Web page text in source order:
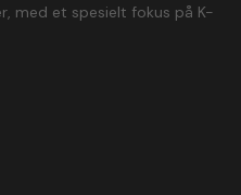
med et spesielt fokus på K-